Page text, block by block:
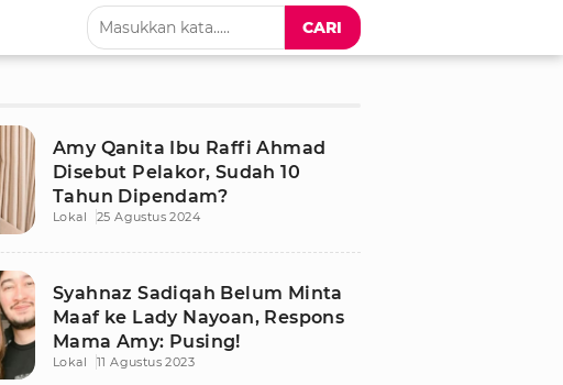
CARI
Amy Qanita Ibu Raffi Ahmad
Disebut Pelakor, Sudah 10
Tahun Dipendam?
Lokal 25 Agustus 2024
Syahnaz Sadiqah Belum Minta
Maaf ke Lady Nayoan, Respons
Mama Amy: Pusing!
Lokal 11 Agustus 2023